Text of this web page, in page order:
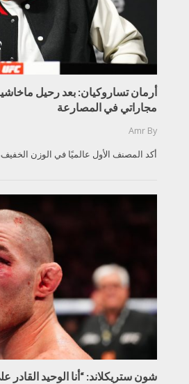
أرمان تساروكيان: بعد رحيل
مجاراتي في المصارعة
By
Amr
أكد المصنف الأول عالميًا في الوزن
شون ستريكلاند: “أنا الوحيد القادر